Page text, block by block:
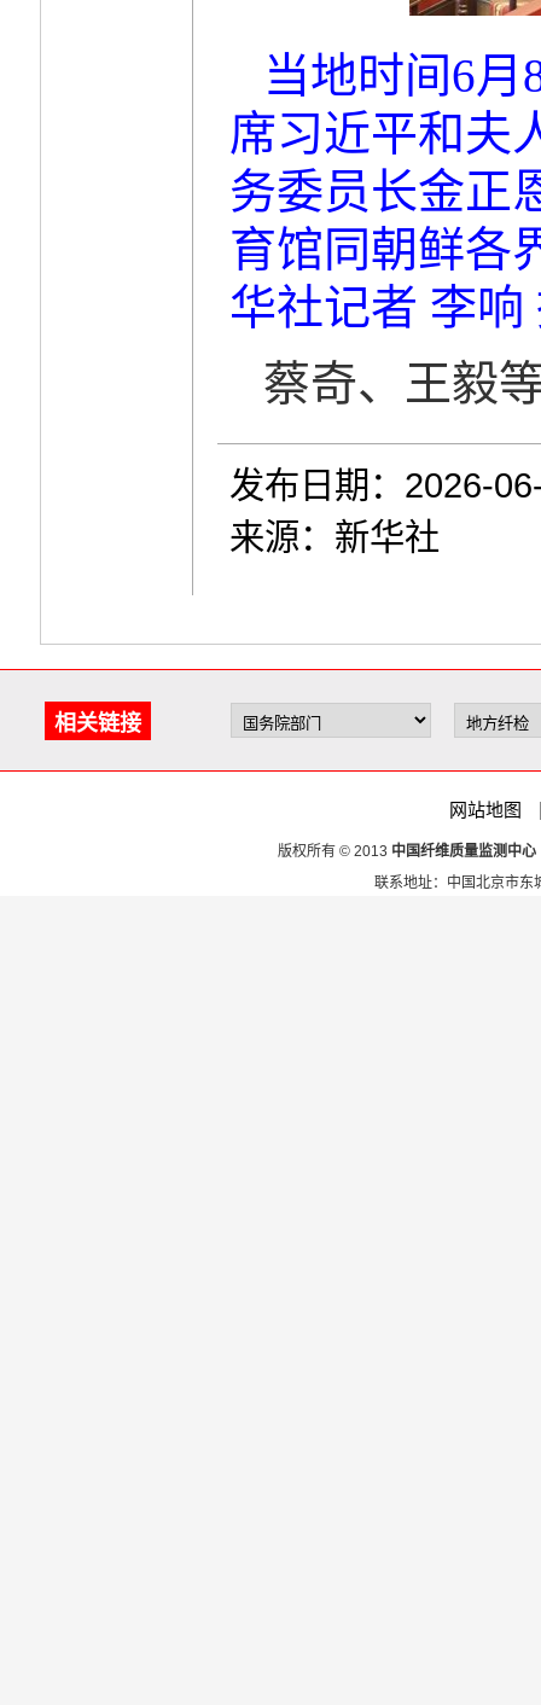
当地时间6
席习近平和夫
务委员长金正
育馆同朝鲜各
华社记者 李响
蔡奇、王毅
发布日期：2026-
来源：新华社
相关链接
网站地图
版权所有 © 2013 中国纤维质量监测中心
联系地址：中国北京市东